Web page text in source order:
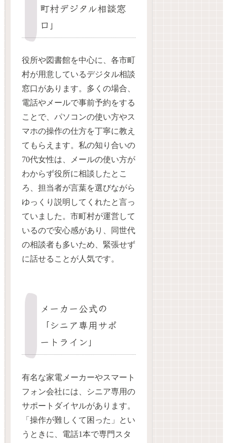
町村デジタル相談窓
口」
役所や図書館を中心に、各市町
村が用意しているデジタル相談
窓口があります。多くの場合、
電話やメールで事前予約をする
ことで、パソコンの使い方やス
マホの操作の仕方を丁寧に教え
てもらえます。私の知り合いの
70代女性は、メールの使い方が
わからず役所に相談したとこ
ろ、担当者が言葉を選びながら
ゆっくり説明してくれたと言っ
ていました。市町村が運営して
いるので安心感があり、同世代
の相談者も多いため、緊張せず
に話せることが人気です。
メーカー公式の
「シニア専用サポ
ートライン」
有名な家電メーカーやスマート
フォン会社には、シニア専用の
サポートダイヤルがあります。
「操作が難しくて困った」とい
うときに、電話1本で専門スタ